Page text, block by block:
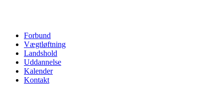
Forbund
Vægtløftning
Landshold
Uddannelse
Kalender
Kontakt